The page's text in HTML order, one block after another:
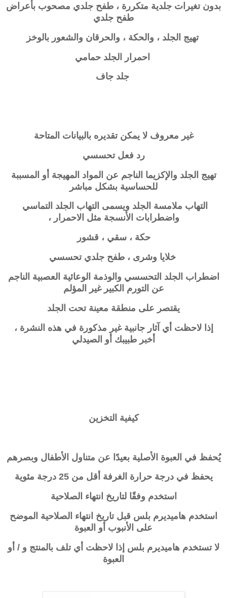
بدون تغيرات جلدية متكررة ، طفح جلدي مصحوب بأعراض
طفح جلدي
تهيج الجلد ، والحكة ، والحرقان والشعور بالوخز
احمرار الجلد حمامي
جلد جاف
غير معروف لا يمكن تقديره بالبيانات المتاحة
رد فعل تحسسي
تهيج الجلد والإكزيما الناجم عن المواد المهيجة أو المسببة
للحساسية بشكل مباشر
التهاب ملامسة الجلد ويسمى التهاب الجلد التماسي
واضطرابات الأنسجة مثل الاحمرار ،
حكة ، سقي ، قشور
خلايا وشرى ، طفح جلدي تحسسي
اضطراب الجلد التحسسي والوذمة الوعائية العصبية الناجم
عن التورم الكبير غير المؤلم
يقتصر على منطقة معينة تحت الجلد
إذا لاحظت أي آثار جانبية غير مذكورة في هذه النشرة ،
أخبر طبيبك أو الصيدلي
كيفية التخزين
يُحفظ في العبوة الأصلية بعيدًا عن متناول الأطفال وبصرهم
يحفظ في درجة حرارة الغرفة أقل من 25 درجة مئوية
استخدم وفقًا لتاريخ انتهاء الصلاحية
استخدم هاميديرم بلس قبل تاريخ انتهاء الصلاحية الموضح
على الأنبوب أو العبوة
لا تستخدم هاميديرم بلس إذا لاحظت أي تلف بالمنتج و / أو
العبوة